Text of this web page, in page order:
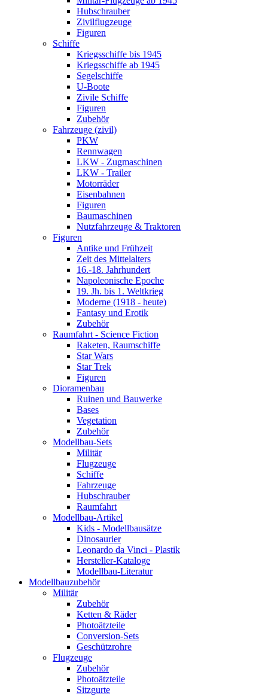
Hubschrauber
Zivilflugzeuge
Figuren
Schiffe
Kriegsschiffe bis 1945
Kriegsschiffe ab 1945
Segelschiffe
U-Boote
Zivile Schiffe
Figuren
Zubehör
Fahrzeuge (zivil)
PKW
Rennwagen
LKW - Zugmaschinen
LKW - Trailer
Motorräder
Eisenbahnen
Figuren
Baumaschinen
Nutzfahrzeuge & Traktoren
Figuren
Antike und Frühzeit
Zeit des Mittelalters
16.-18. Jahrhundert
Napoleonische Epoche
19. Jh. bis 1. Weltkrieg
Moderne (1918 - heute)
Fantasy und Erotik
Zubehör
Raumfahrt - Science Fiction
Raketen, Raumschiffe
Star Wars
Star Trek
Figuren
Dioramenbau
Ruinen und Bauwerke
Bases
Vegetation
Zubehör
Modellbau-Sets
Militär
Flugzeuge
Schiffe
Fahrzeuge
Hubschrauber
Raumfahrt
Modellbau-Artikel
Kids - Modellbausätze
Dinosaurier
Leonardo da Vinci - Plastik
Hersteller-Kataloge
Modellbau-Literatur
Modellbauzubehör
Militär
Zubehör
Ketten & Räder
Photoätzteile
Conversion-Sets
Geschützrohre
Flugzeuge
Zubehör
Photoätzteile
Sitzgurte